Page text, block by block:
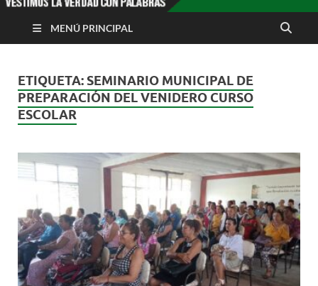
MENÚ PRINCIPAL
ETIQUETA: SEMINARIO MUNICIPAL DE
PREPARACIÓN DEL VENIDERO CURSO
ESCOLAR